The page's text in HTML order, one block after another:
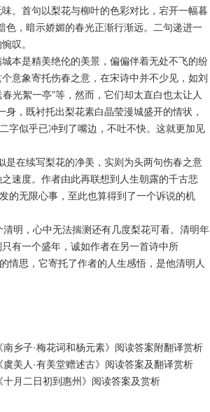
。首句以梨花与柳叶的色彩对比，宕开一幅暮
色，暗示娇媚的春光正渐行渐远。二句递进一
叹。
是精美绝伦的美景，偏偏伴着无处不飞的纷
意象寄托伤春之意，在宋诗中并不少见，如刘
光絮一亭”等，然而，它们却太直白也太让人
身，既衬托出梨花素白晶莹漫城盛开的情状，
字似乎已冲到了嘴边，不吐不快。这就更加见
在续写梨花的净美，实则为头两句伤春之意
速度。作者由此再联想到人生朝露的千古悲
的无限心事，至此也算得到了一个诉说的机
明，心中无法揣测还有几度梨花可看。清明年
有一个盛年，诚如作者在另一首诗中所
情思，它寄托了作者的人生感悟，是他清明人
南乡子·梅花词和杨元素》阅读答案附翻译赏析
虞美人·有美堂赠述古》阅读答案及翻译赏析
十月二日初到惠州》阅读答案及赏析